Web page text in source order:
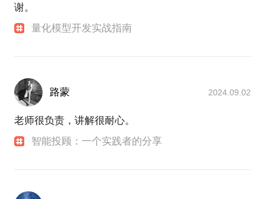
谢。
量化模型开发实战指南
路蒙 2024.09.02
老师很负责，讲解很耐心。
智能投顾：一个实践者的分享